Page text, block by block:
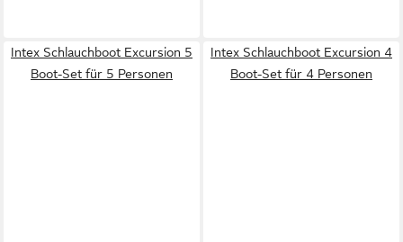
Intex Schlauchboot Excursion 5
Boot-Set für 5 Personen
Intex Schlauchboot Excursion 4
Boot-Set für 4 Personen